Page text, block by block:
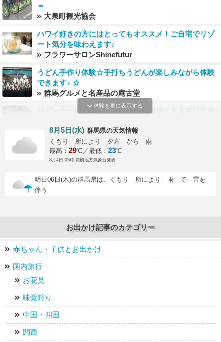
体験を更に表示する
＝
大泉町観光協会
ハワイ好きの方にはとってもオススメ！ご自宅でリゾ
ート気分を味わえます♪
フラワーサロンShinefutur
うどん手作り体験☆手打ちうどんが楽しみながら体験
できます♪ ☆
群馬グルメと名産品の庵古堂
リピーター続出！四万湖を気軽に満喫できる半日SUP
R-LABO
ふくろう陶房で誰でもプロ陶芸家の気分を味わえる！
ふくろう陶房
【おひとり様大歓迎】群馬県初！コーヒーやお酒のお
供にボードゲームを楽しもう♪ 新前橋駅から徒歩4分
8月5日(水) 群馬県の天気情報
くもり 所により 夕方 から 雨
最高： 29℃／最低： 23℃
8月4日 05時 前橋地方気象台発表
明日06日(木)の群馬県は、くもり 所により 雨 で 雷を
伴う
お出かけ記事のカテゴリー
赤ちゃん・子供とお出かけ
国内旅行
お花見
味覚狩り
中国・四国
関西